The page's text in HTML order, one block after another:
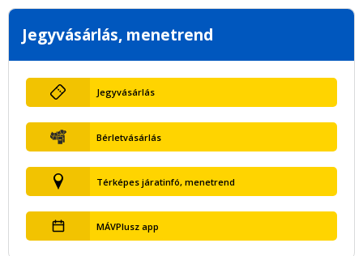
Jegyvásárlás, menetrend
Jegyvásárlás
Bérletvásárlás
Térképes járatinfó, menetrend
MÁVPlusz app